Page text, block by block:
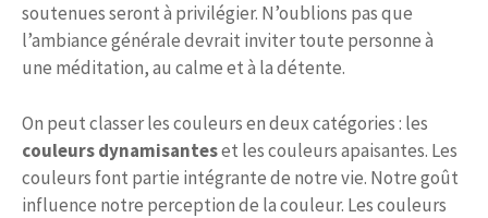
soutenues seront à privilégier. N’oublions pas que
l’ambiance générale devrait inviter toute personne à
une méditation, au calme et à la détente.
On peut classer les couleurs en deux catégories : les
couleurs dynamisanteset les couleurs apaisantes. Les
couleurs font partie intégrante de notre vie. Notre goût
influence notre perception de la couleur. Les couleurs